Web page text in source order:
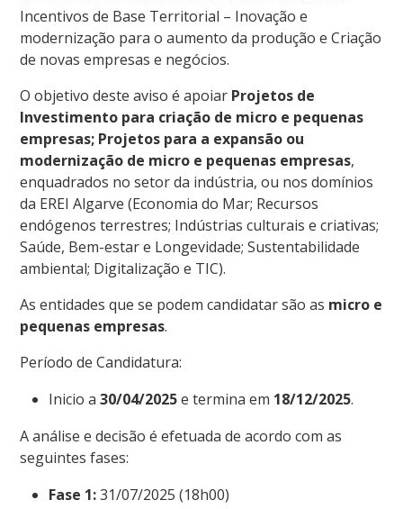
Incentivos de Base Territorial – Inovação e
modernização para o aumento da produção e Criação
de novas empresas e negócios.
O objetivo deste aviso é apoiar Projetos de
Investimento para criação de micro e pequenas
empresas; Projetos para a expansão ou
modernização de micro e pequenas empresas,
enquadrados no setor da indústria, ou nos domínios
da EREI Algarve (Economia do Mar; Recursos
endógenos terrestres; Indústrias culturais e criativas;
Saúde, Bem-estar e Longevidade; Sustentabilidade
ambiental; Digitalização e TIC).
As entidades que se podem candidatar são as micro e
pequenas empresas.
Período de Candidatura:
Inicio a30/04/2025e termina em 18/12/2025.
A análise e decisão é efetuada de acordo com as
seguintes fases:
Fase 1:31/07/2025 (18h00)